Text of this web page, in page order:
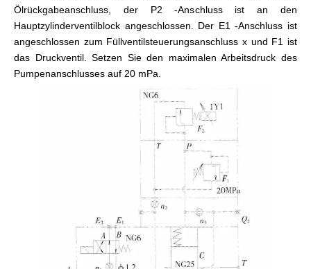
Ölrückgabeanschluss, der P2 -Anschluss ist an den
Hauptzylinderventilblock angeschlossen. Der E1 -Anschluss ist
angeschlossen zum Füllventilsteuerungsanschluss x und F1 ist
das Druckventil. Setzen Sie den maximalen Arbeitsdruck des
Pumpenanschlusses auf 20 mPa.